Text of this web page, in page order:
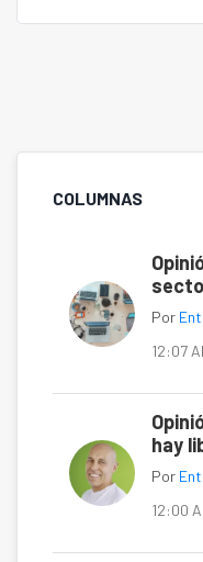
COLUMNAS
Por
12:07
hay
Por
12:00